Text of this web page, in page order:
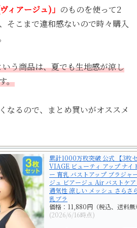
ィアージュ)」 のものを使って2
そこまで違和感ないので時々購入
う商品は、夏でも生地感が涼し
。
なるので、まとめ買いがオススメ
累計1000万枚突破 公式 【3枚
VIAGE ビューティ アップ ナイ
ー 育乳 バストアップ ブラジャ
ジュ ビアージュ Air バストケ
通気性 涼しい メッシュ さらさ
乳ブラ
価格：11,880円（税込、送料
(2026/6/16時点)